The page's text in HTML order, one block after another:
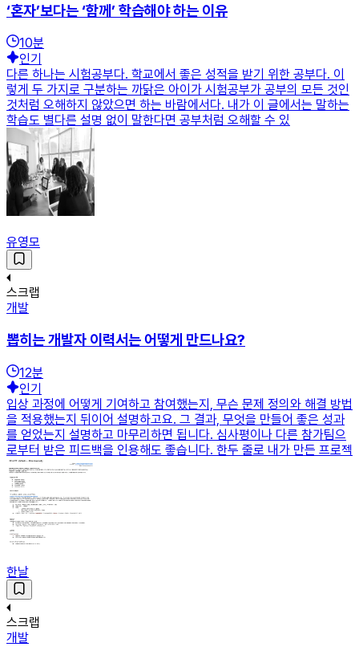
‘혼자’보다는 ‘함께’ 학습해야 하는 이유
10분
인기
다른 하나는 시험공부다. 학교에서 좋은 성적을 받기 위한 공부다. 이
렇게 두 가지로 구분하는 까닭은 아이가 시험공부가 공부의 모든 것인
것처럼 오해하지 않았으면 하는 바람에서다. 내가 이 글에서는 말하는
학습도 별다른 설명 없이 말한다면 공부처럼 오해할 수 있
유영모
스크랩
개발
뽑히는 개발자 이력서는 어떻게 만드나요?
12분
인기
입상 과정에 어떻게 기여하고 참여했는지, 무슨 문제 정의와 해결 방법
을 적용했는지 뒤이어 설명하고요. 그 결과, 무엇을 만들어 좋은 성과
를 얻었는지 설명하고 마무리하면 됩니다. 심사평이나 다른 참가팀으
로부터 받은 피드백을 인용해도 좋습니다. 한두 줄로 내가 만든 프로젝
한날
스크랩
개발